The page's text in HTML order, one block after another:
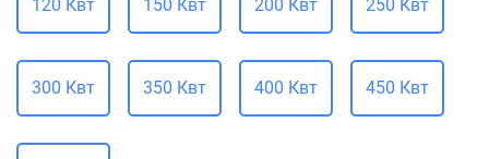
120 Квт 150 Квт 200 Квт 250 Квт
300 Квт 350 Квт 400 Квт 450 Квт